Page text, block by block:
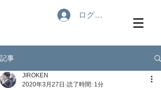
ログイン
記事
JIROKEN
2020年3月27日 読了時間: 1分